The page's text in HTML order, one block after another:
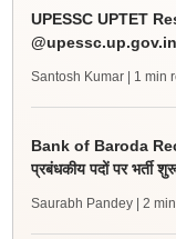
UPESSC UPTET
@upessc.up.gov.in
Santosh Kumar | 1 min
Bank of Baroda
प्रबंधकीय पदों पर भर्ती
Saurabh Pandey | 2